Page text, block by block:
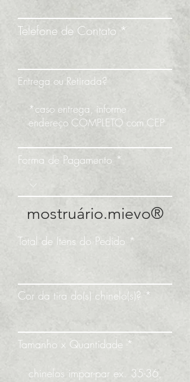
Telefone de Contato
Entrega ou Retirada?
Forma de Pagamento
mostruário.mievo®
Total de Itens do Pedido
Cor da tira do(s) chinelo(s)?
Tamanho x Quantidade